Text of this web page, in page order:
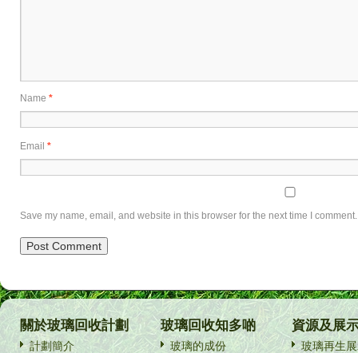
Name *
Email *
Save my name, email, and website in this browser for the next time I comment.
關於玻璃回收計劃
計劃簡介
玻璃回收知多啲
玻璃的成份
資源及展
玻璃再生